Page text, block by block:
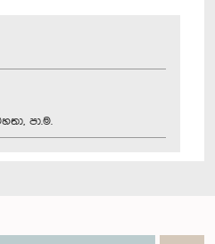
පා.ම.